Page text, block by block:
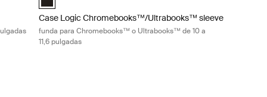
Case Logic Chromebooks™/Ultrabooks™ sleeve
funda para Chromebooks™ o Ultrabooks™ de 10 a
11,6 pulgadas